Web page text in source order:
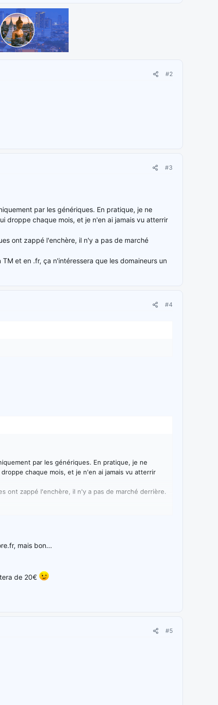
#2
#3
par les génériques. En pratique, je ne
droppe chaque mois, et je n'en ai jamais vu atterrir
ont zappé l'enchère, il n'y a pas de marché
et en .fr, ça n'intéressera que les domaineurs un
#4
par les génériques. En pratique, je ne
chaque mois, et je n'en ai jamais vu atterrir
ont zappé l'enchère, il n'y a pas de marché derrière.
mais bon...
de 20€
#5